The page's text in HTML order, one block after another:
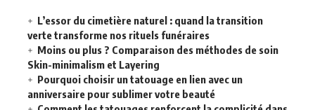
L’essor du cimetière naturel : quand la transition
verte transforme nos rituels funéraires
Moins ou plus ? Comparaison des méthodes de soin
Skin-minimalism et Layering
Pourquoi choisir un tatouage en lien avec un
anniversaire pour sublimer votre beauté